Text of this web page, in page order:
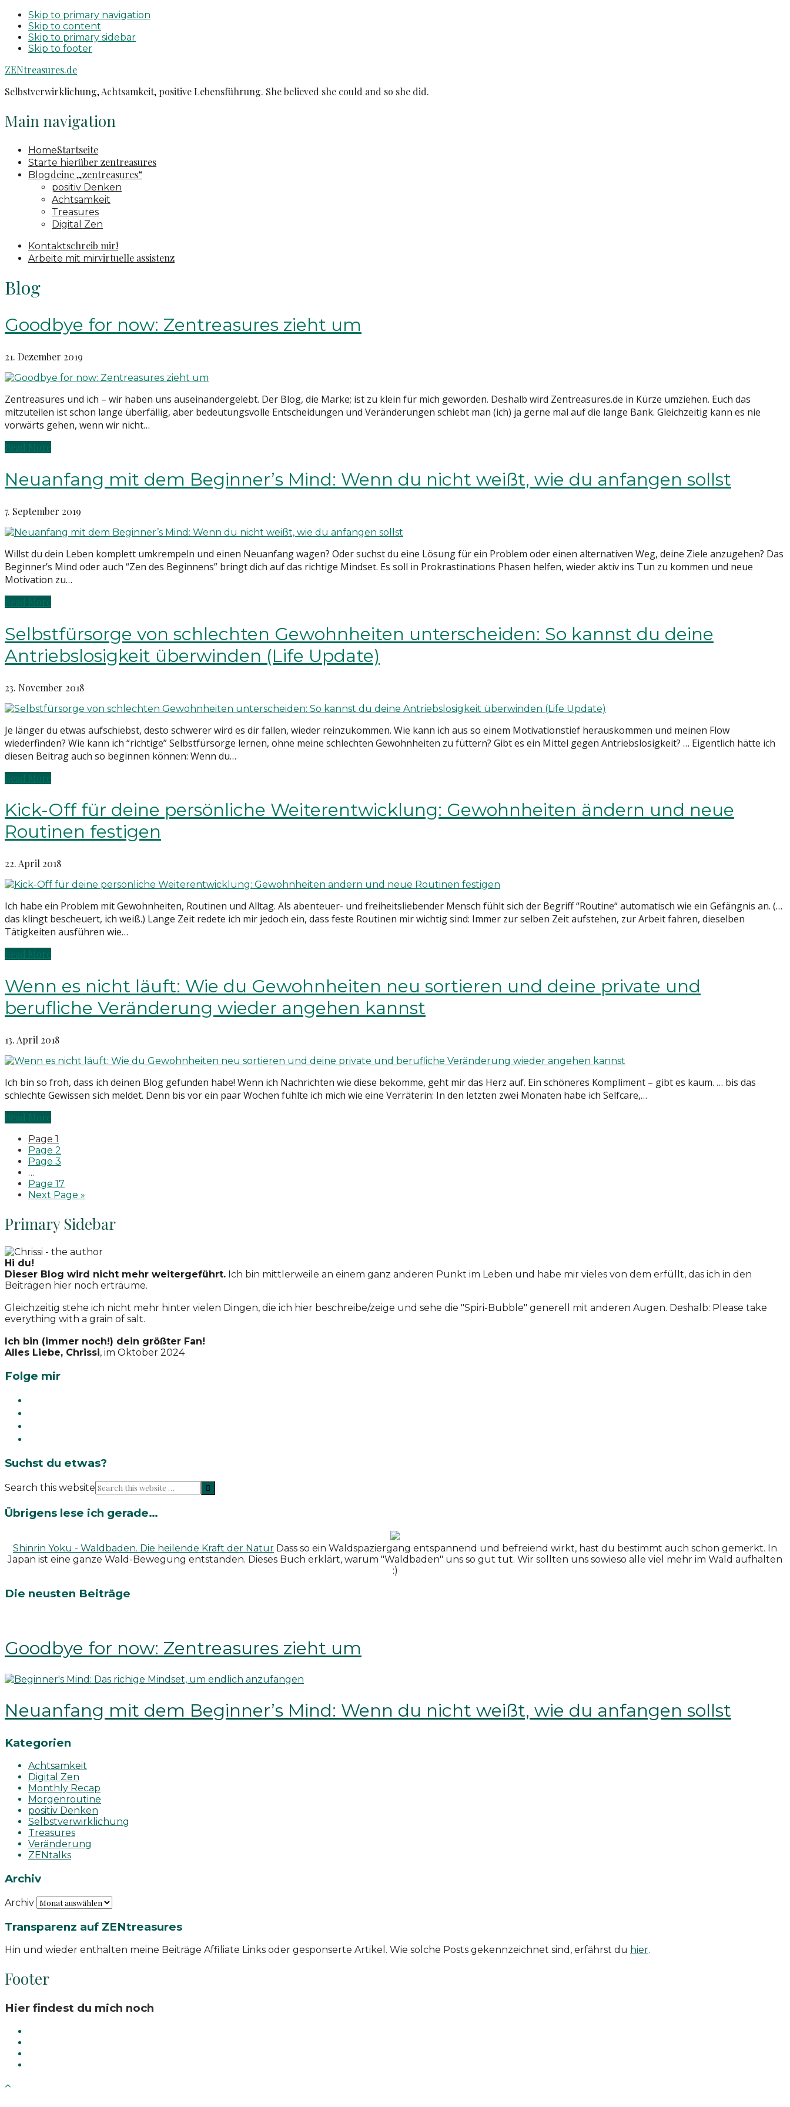
Skip to primary navigation
Skip to content
Skip to primary sidebar
Skip to footer
ZENtreasures.de
Selbstverwirklichung, Achtsamkeit, positive Lebensführung. She believed she could and so she did.
Main navigation
HomeStartseite
Starte hierüber zentreasures
Blogdeine „zentreasures“
positiv Denken
Achtsamkeit
Treasures
Digital Zen
Kontaktschreib mir!
Arbeite mit mirvirtuelle assistenz
Blog
Goodbye for now: Zentreasures zieht um
21. Dezember 2019
Zentreasures und ich – wir haben uns auseinandergelebt. Der Blog, die Marke; ist zu klein für mich geworden. Deshalb wird Zentreasures.de in Kürze umziehen. Euch das
mitzuteilen ist schon lange überfällig, aber bedeutungsvolle Entscheidungen und Veränderungen schiebt man (ich) ja gerne mal auf die lange Bank. Gleichzeitig kann es nie
vorwärts gehen, wenn wir nicht…
Read More
Neuanfang mit dem Beginner’s Mind: Wenn du nicht weißt, wie du anfangen sollst
7. September 2019
Willst du dein Leben komplett umkrempeln und einen Neuanfang wagen? Oder suchst du eine Lösung für ein Problem oder einen alternativen Weg, deine Ziele anzugehen? Das
Beginner’s Mind oder auch “Zen des Beginnens” bringt dich auf das richtige Mindset. Es soll in Prokrastinations Phasen helfen, wieder aktiv ins Tun zu kommen und neue
Motivation zu…
Read More
Selbstfürsorge von schlechten Gewohnheiten unterscheiden: So kannst du deine
Antriebslosigkeit überwinden (Life Update)
23. November 2018
Je länger du etwas aufschiebst, desto schwerer wird es dir fallen, wieder reinzukommen. Wie kann ich aus so einem Motivationstief herauskommen und meinen Flow
wiederfinden? Wie kann ich “richtige” Selbstfürsorge lernen, ohne meine schlechten Gewohnheiten zu füttern? Gibt es ein Mittel gegen Antriebslosigkeit? … Eigentlich hätte ich
diesen Beitrag auch so beginnen können: Wenn du…
Read More
Kick-Off für deine persönliche Weiterentwicklung: Gewohnheiten ändern und neue
Routinen festigen
22. April 2018
Ich habe ein Problem mit Gewohnheiten, Routinen und Alltag. Als abenteuer- und freiheitsliebender Mensch fühlt sich der Begriff “Routine“ automatisch wie ein Gefängnis an. (…
das klingt bescheuert, ich weiß.) Lange Zeit redete ich mir jedoch ein, dass feste Routinen mir wichtig sind: Immer zur selben Zeit aufstehen, zur Arbeit fahren, dieselben
Tätigkeiten ausführen wie…
Read More
Wenn es nicht läuft: Wie du Gewohnheiten neu sortieren und deine private und
berufliche Veränderung wieder angehen kannst
13. April 2018
Ich bin so froh, dass ich deinen Blog gefunden habe! Wenn ich Nachrichten wie diese bekomme, geht mir das Herz auf. Ein schöneres Kompliment – gibt es kaum. … bis das
schlechte Gewissen sich meldet. Denn bis vor ein paar Wochen fühlte ich mich wie eine Verräterin: In den letzten zwei Monaten habe ich Selfcare,…
Read More
Page 1
Page 2
Page 3
…
Page 17
Next Page »
Primary Sidebar
Hi du!
Dieser Blog wird nicht mehr weitergeführt. Ich bin mittlerweile an einem ganz anderen Punkt im Leben und habe mir vieles von dem erfüllt, das ich in den
Beiträgen hier noch erträume.
Gleichzeitig stehe ich nicht mehr hinter vielen Dingen, die ich hier beschreibe/zeige und sehe die "Spiri-Bubble" generell mit anderen Augen. Deshalb: Please take
everything with a grain of salt.
Ich bin (immer noch!) dein größter Fan!
Alles Liebe, Chrissi, im Oktober 2024
Folge mir
Suchst du etwas?
Search this website
Übrigens lese ich gerade…
Shinrin Yoku - Waldbaden. Die heilende Kraft der Natur Dass so ein Waldspaziergang entspannend und befreiend wirkt, hast du bestimmt auch schon gemerkt. In
Japan ist eine ganze Wald-Bewegung entstanden. Dieses Buch erklärt, warum "Waldbaden" uns so gut tut. Wir sollten uns sowieso alle viel mehr im Wald aufhalten
:)
Die neusten Beiträge
Goodbye for now: Zentreasures zieht um
Neuanfang mit dem Beginner’s Mind: Wenn du nicht weißt, wie du anfangen sollst
Kategorien
Achtsamkeit
Digital Zen
Monthly Recap
Morgenroutine
positiv Denken
Selbstverwirklichung
Treasures
Veränderung
ZENtalks
Archiv
Archiv
Transparenz auf ZENtreasures
Hin und wieder enthalten meine Beiträge Affiliate Links oder gesponserte Artikel. Wie solche Posts gekennzeichnet sind, erfährst du hier.
Footer
Hier findest du mich noch